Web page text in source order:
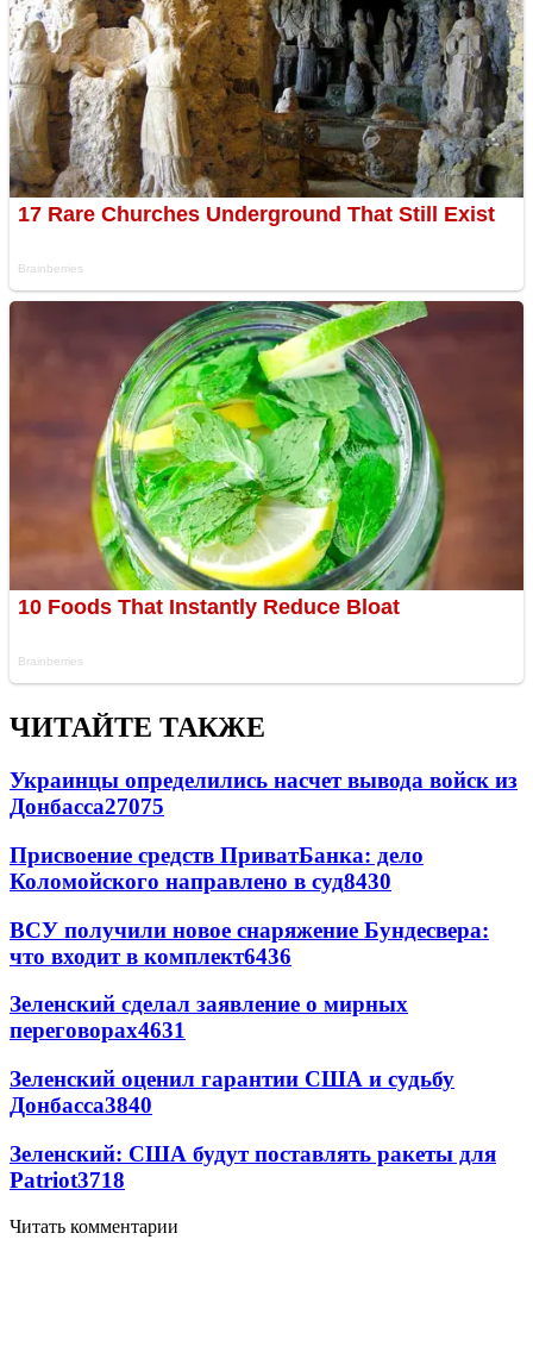
ЧИТАЙТЕ ТАКЖЕ
Украинцы определились насчет вывода войск из
Донбасса27075
Присвоение средств ПриватБанка: дело
Коломойского направлено в суд8430
ВСУ получили новое снаряжение Бундесвера:
что входит в комплект6436
Зеленский сделал заявление о мирных
переговорах4631
Зеленский оценил гарантии США и судьбу
Донбасса3840
Зеленский: США будут поставлять ракеты для
Patriot3718
Читать комментарии